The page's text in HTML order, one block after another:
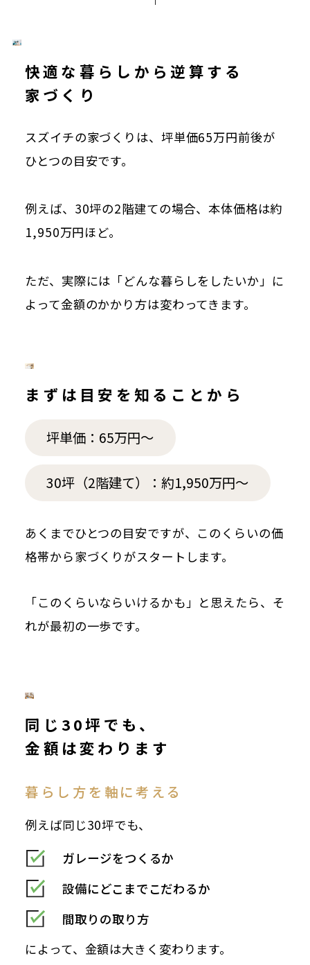
快適な暮らしから逆算する
家づくり
スズイチの家づくりは、坪単価65万円前後が
ひとつの目安です。
例えば、30坪の2階建ての場合、本体価格は約
1,950万円ほど。
ただ、実際には「どんな暮らしをしたいか」に
よって金額のかかり方は変わってきます。
まずは目安を知ることから
坪単価：65万円〜
30坪（2階建て）：約1,950万円～
あくまでひとつの目安ですが、このくらいの価
格帯から家づくりがスタートします。
「このくらいならいけるかも」と思えたら、そ
れが最初の一歩です。
同じ30坪でも、
金額は変わります
暮らし方を軸に考える
例えば同じ30坪でも、
ガレージをつくるか
設備にどこまでこだわるか
間取りの取り方
によって、金額は大きく変わります。